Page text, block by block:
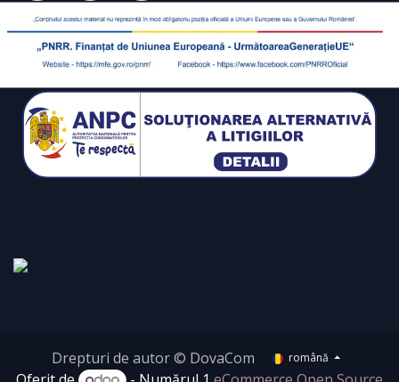
Drepturi de autor © DovaCom română